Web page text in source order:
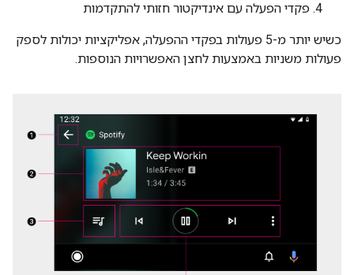
פקדי הפעלה עם אינדיקטור חזותי להתקדמות
כשיש יותר מ-5 פעולות בפקדי ההפעלה, אפליקציות יכולות לספק
פעולות משניות באמצעות לחצן האפשרויות הנוספות.